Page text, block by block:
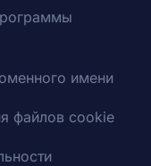
имени
файлов cookie